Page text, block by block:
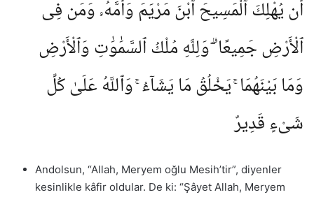
أَن يُهْلِكَ ٱلْمَسِيحَ ٱبْنَ مَرْيَمَ وَأُمَّهُۥ وَمَن فِى
ٱلْأَرْضِ جَمِيعًا ۗ وَلِلَّهِ مُلْكُ ٱلسَّمَٰوَٰتِ وَٱلْأَرْضِ
وَمَا بَيْنَهُمَا ۚ يَخْلُقُ مَا يَشَآءُ ۚ وَٱللَّهُ عَلَىٰ كُلِّ
شَىْءٍ قَدِيرٌ
Andolsun, “Allah, Meryem oğlu Mesih’tir”, diyenler
kesinlikle kâfir oldular. De ki: “Şâyet Allah, Meryem